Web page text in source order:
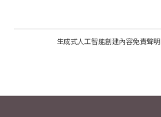
生成式人工智能創建內容免責聲明